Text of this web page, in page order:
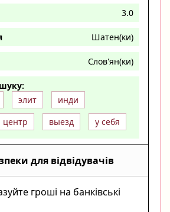
3.0
Шатен(ки)
Слов'ян(ки)
элит
инди
центр выезд у себя
для відвідувачів
гроші на банківські